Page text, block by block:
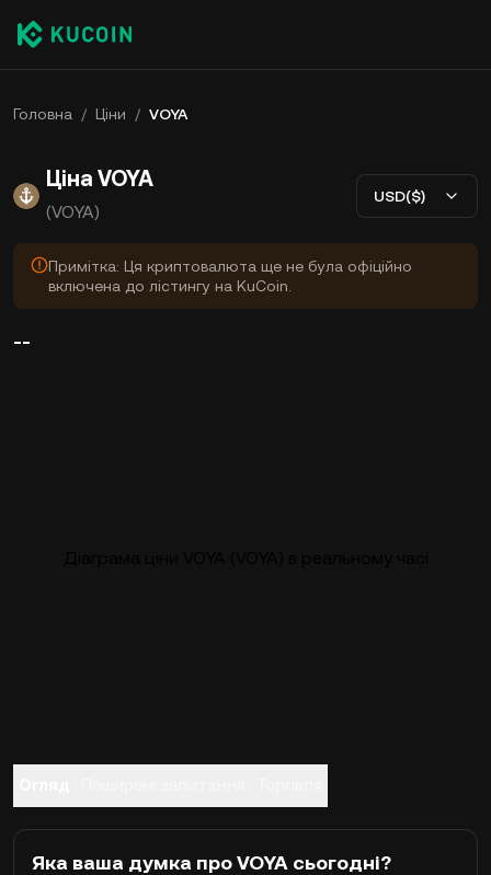
Головна / Ціни / VOYA
Ціна VOYA
(VOYA)
USD($)
Примітка: Ця криптовалюта ще не була офіційно
включена до лістингу на KuCoin.
--
Яка ваша думка про VOYA сьогодні?